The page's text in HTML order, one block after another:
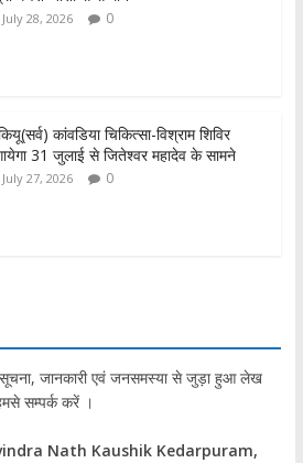
July 28, 2026 0
कांवडिया चिकित्सा-विश्राम शिविर
31 जुलाई से जितेश्वर महादेव के सामने
July 27, 2026 0
जानकारी एवं जनसमस्या से जुड़ा हुआ लेख
सम्पर्क करें ।
Nath Kaushik Kedarpuram,